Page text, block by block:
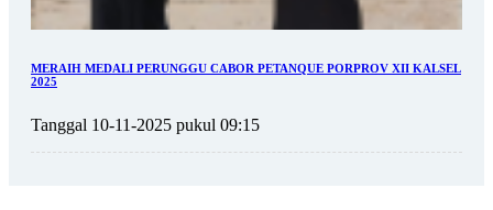
MERAIH MEDALI PERUNGGU CABOR PETANQUE PORPROV XII KALSEL
2025
Tanggal 10-11-2025 pukul 09:15